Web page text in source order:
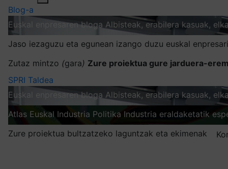
Blog-a
Euskal enpresaren bloga Albisteak, erabilera kasuak,
Jaso iezaguzu eta egunean izango duzu euskal
Zutaz mintzo (gara) Zure proiektua gure jarduera-
SPRI Taldea
Euskal enpresaren bloga Albisteak, erabilera kasuak,
Atlas Euskal Industria Politika Industria eraldaketatik
Zure proiektua bultzatzeko laguntzak eta ekimenak